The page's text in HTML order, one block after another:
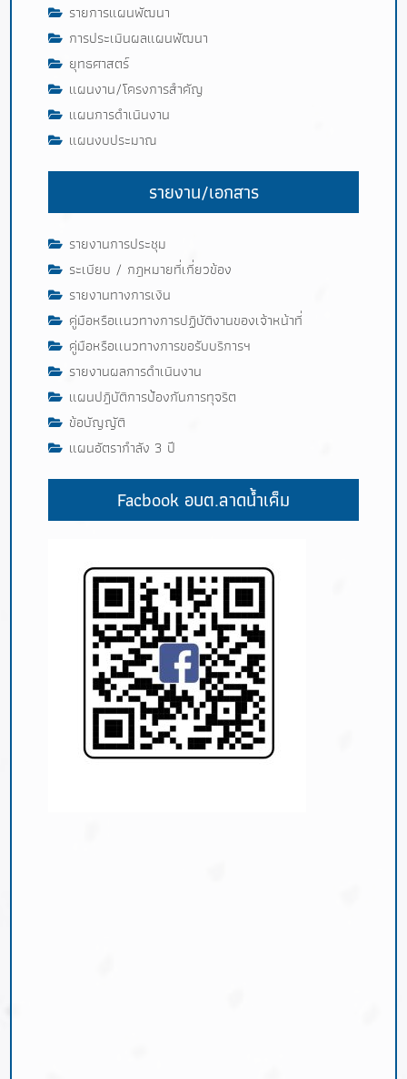
รายการแผนพัฒนา
การประเมินผลแผนพัฒนา
ยุทธศาสตร์
แผนงาน/โครงการสำคัญ
แผนการดำเนินงาน
แผนงบประมาณ
รายงาน/เอกสาร
รายงานการประชุม
ระเบียบ / กฎหมายที่เกี่ยวข้อง
รายงานทางการเงิน
คู่มือหรือเเนวทางการปฏิบัติงานของเจ้าหน้าที่
คู่มือหรือเเนวทางการขอรับบริการฯ
รายงานผลการดำเนินงาน
แผนปฎิบัติการป้องกันการทุจริต
ข้อบัญญัติ
แผนอัตรากำลัง 3 ปี
Facbook อบต.ลาดน้ำเค็ม